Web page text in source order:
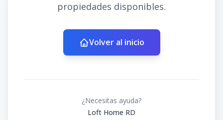
propiedades disponibles.
Volver al inicio
¿Necesitas ayuda?
Loft Home RD